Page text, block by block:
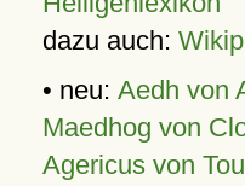
dazu auch:
• neu: Aedh von
Maedhog von
Agericus von